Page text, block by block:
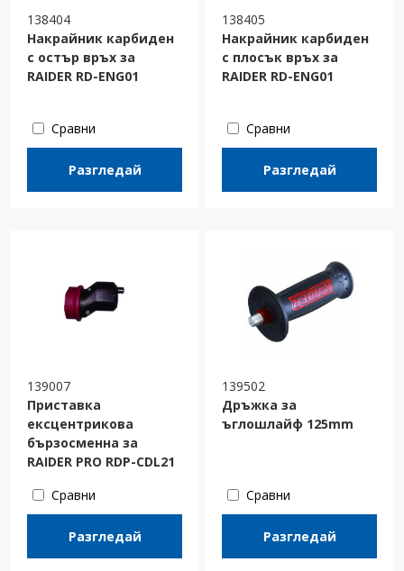
138404
Накрайник карбиден
с остър връх за
RAIDER RD-ENG01
Сравни
Разгледай
138405
Накрайник карбиден
с плосък връх за
RAIDER RD-ENG01
Сравни
Разгледай
139007
Приставка
ексцентрикова
бързосменна за
RAIDER PRO RDP-CDL21
Сравни
Разгледай
139502
Дръжка за
ъглошлайф 125mm
Сравни
Разгледай